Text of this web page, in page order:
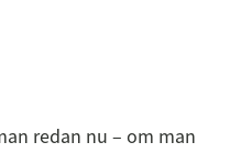
redan nu – om man